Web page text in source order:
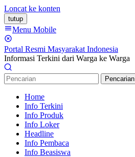
Loncat ke konten
tutup
Menu Mobile
Portal Resmi Masyarakat Indonesia
Informasi Terkini dari Warga ke Warga
Pencarian
Home
Info Terkini
Info Produk
Info Loker
Headline
Info Pembaca
Info Beasiswa